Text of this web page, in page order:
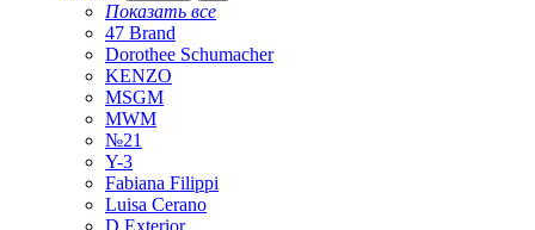
Показать все
47 Brand
Dorothee Schumacher
KENZO
MSGM
MWM
№21
Y-3
Fabiana Filippi
Luisa Cerano